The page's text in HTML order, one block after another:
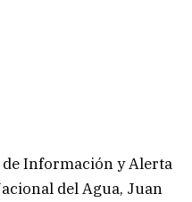
Información y Alerta
del Agua, Juan